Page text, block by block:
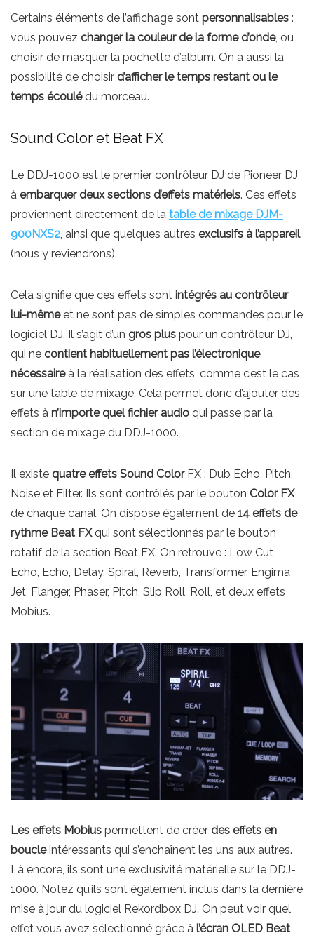
Certains éléments de l’affichage sont personnalisables :
vous pouvez changer la couleur de la forme d’onde, ou
choisir de masquer la pochette d’album. On a aussi la
possibilité de choisir d’afficher le temps restant ou le
temps écoulédu morceau.
Sound Color et Beat FX
Le DDJ-1000 est le premier contrôleur DJ de Pioneer DJ
à embarquer deux sections d’effets matériels. Ces effets
proviennent directement de la table de mixage DJM-
900NXS2 , ainsi que quelques autres exclusifs à l’appareil
(nous y reviendrons).
Cela signifie que ces effets sont intégrés au contrôleur
lui-mêmeet ne sont pas de simples commandes pour le
logiciel DJ. Il s’agit d’un gros plus pour un contrôleur DJ,
qui ne contient habituellement pas l’électronique
nécessaire à la réalisation des effets, comme c’est le cas
sur une table de mixage. Cela permet donc d’ajouter des
effets à n’importe quel fichier audio qui passe par la
section de mixage du DDJ-1000.
Il existe quatre effets Sound Color FX : Dub Echo, Pitch,
Noise et Filter. Ils sont contrôlés par le bouton Color FX
de chaque canal. On dispose également de 14 effets de
rythme Beat FXqui sont sélectionnés par le bouton
rotatif de la section Beat FX. On retrouve : Low Cut
Echo, Echo, Delay, Spiral, Reverb, Transformer, Engima
Jet, Flanger, Phaser, Pitch, Slip Roll, Roll, et deux effets
Mobius.
Les effets Mobius permettent de créer des effets en
boucleintéressants qui s’enchaînent les uns aux autres.
Là encore, ils sont une exclusivité matérielle sur le DDJ-
1000. Notez qu’ils sont également inclus dans la dernière
mise à jour du logiciel Rekordbox DJ. On peut voir quel
effet vous avez sélectionné grâce à l’écran OLED Beat